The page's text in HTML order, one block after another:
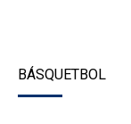
BÁSQUETBOL